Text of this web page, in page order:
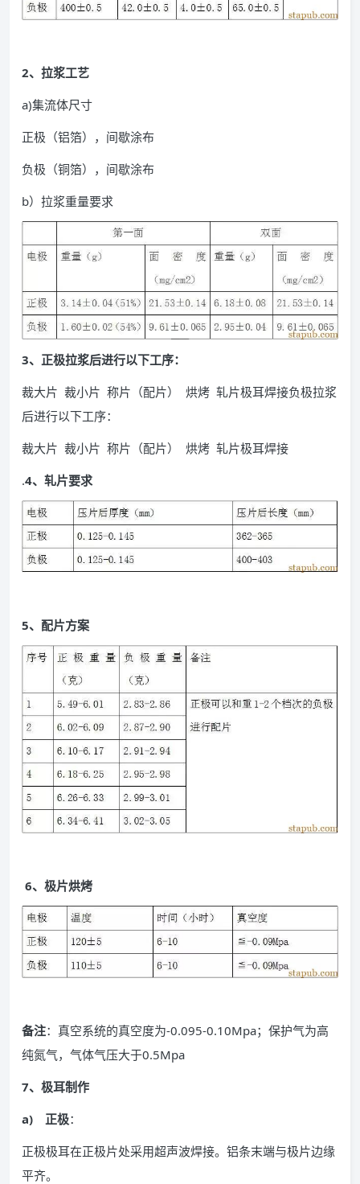
2、拉浆工艺
a)集流体尺寸
正极（铝箔），间歇涂布
负极（铜箔），间歇涂布
b）拉浆重量要求
3、正极拉浆后进行以下工序：
裁大片 裁小片 称片（配片） 烘烤 轧片极耳焊接负极拉浆
后进行以下工序：
裁大片 裁小片 称片（配片） 烘烤 轧片极耳焊接
.4、轧片要求
5、配片方案
6、极片烘烤
备注：真空系统的真空度为-0.095-0.10Mpa；保护气为高
纯氮气，气体气压大于0.5Mpa
7、极耳制作
a) 正极：
正极极耳在正极片处采用超声波焊接。铝条末端与极片边缘
平齐。